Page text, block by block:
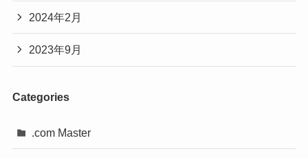
2024年2月
2023年9月
Categories
.com Master